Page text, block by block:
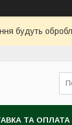
будуть
ТА ОПЛАТА